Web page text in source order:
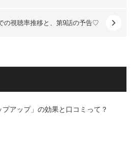
視聴率推移と、第9話の予告♡
プアップ」の効果と口コミって？